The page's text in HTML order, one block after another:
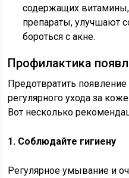
содержащих
препараты, улучшают
бороться с акне.
Профилактика
Предотвратить
регулярного ухода за
Вот несколько
1. Соблюдайте гигиену
Регулярное умывание и